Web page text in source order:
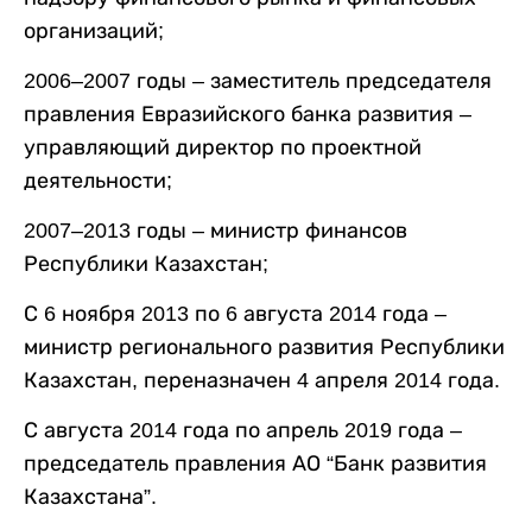
организаций;
2006–2007 годы – заместитель председателя
правления Евразийского банка развития –
управляющий директор по проектной
деятельности;
2007–2013 годы – министр финансов
Республики Казахстан;
С 6 ноября 2013 по 6 августа 2014 года –
министр регионального развития Республики
Казахстан, переназначен 4 апреля 2014 года.
С августа 2014 года по апрель 2019 года –
председатель правления АО “Банк развития
Казахстана”.